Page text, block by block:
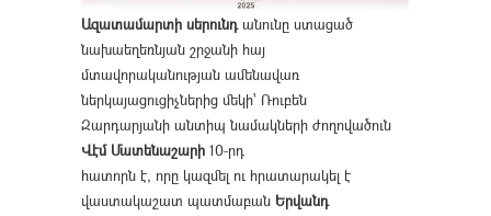
Ազատամարտի սերունդանունը ստացած
նախաեղեռնյան շրջանի հայ
մտավորականության ամենավառ
ներկայացուցիչներից մեկի՝ Ռուբեն
Զարդարյանի անտիպ նամակների ժողովածուն
Վէմ Մատենաշարի 10-րդ
հատորն է, որը կազմել ու հրատարակել է
վաստակաշատ պատմաբան Երվանդ